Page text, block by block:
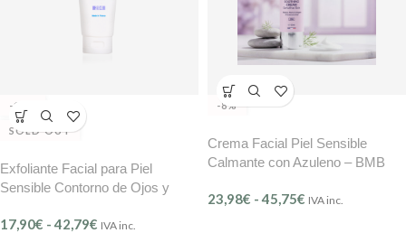
-10%
SOLD OUT
Exfoliante Facial para Piel
Sensible Contorno de Ojos y
17,90€ - 42,79€ IVA inc.
-8%
Crema Facial Piel Sensible
Calmante con Azuleno – BMB
23,98€ - 45,75€ IVA inc.